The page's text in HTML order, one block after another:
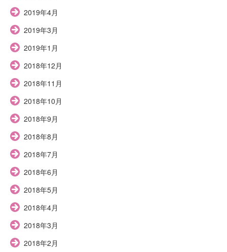
2019年4月
2019年3月
2019年1月
2018年12月
2018年11月
2018年10月
2018年9月
2018年8月
2018年7月
2018年6月
2018年5月
2018年4月
2018年3月
2018年2月